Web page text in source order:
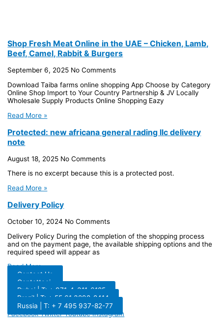
Shop Fresh Meat Online in the UAE – Chicken, Lamb,
Beef, Camel, Rabbit & Burgers
September 6, 2025 No Comments
Download Taiba farms online shopping App Choose by Category
Online Shop Import to Your Country Partnership & JV Locally
Wholesale Supply Products Online Shopping Eazy
Read More »
Protected: new africana general rading llc delivery
note
August 18, 2025 No Comments
There is no excerpt because this is a protected post.
Read More »
Delivery Policy
October 10, 2024 No Comments
Delivery Policy During the completion of the shopping process
and on the payment page, the available shipping options and the
required speed will appear as
Read More »
Contact Us
Contattaci
Dubai | T: + 971-4-311-6185
Brazil | T: + 55 61 3298-8414
Russia | T: + 7 495 937-82-77
Facebook Twitter Youtube Instagram